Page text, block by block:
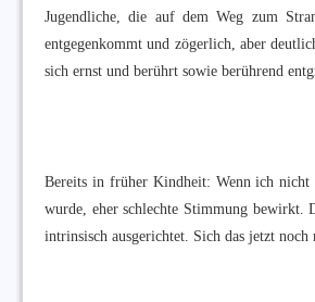
Jugendliche, die auf dem Weg zum
entgegenkommt und zögerlich, aber
sich ernst und berührt sowie berührend
Bereits in früher Kindheit: Wenn ich nicht
wurde, eher schlechte Stimmung bewirkt.
intrinsisch ausgerichtet. Sich das jetzt noch